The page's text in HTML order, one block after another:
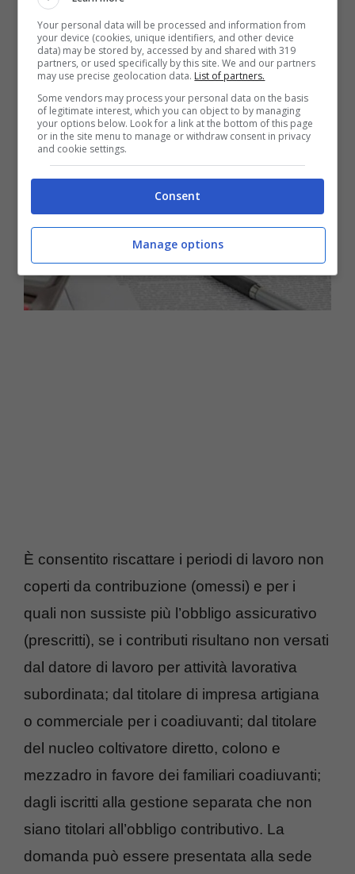
Leggi anche:Furto al supermercato,
pensa bene a cosa stai facendo: ecco
cosa rischi
È consentito riscattare i periodi di lavoro non
coperti da contribuzione (omessi) e per i
quali non sussiste più l’obbligo assicurativo
(prescritti), se i contributi risultano non versati
dal datore di lavoro per attività lavorativa
subordinata; dal titolare di impresa artigiana
o commerciale per i coadiuvanti; dal titolare
del nucleo coltivatore diretto, colono e
mezzadro in favore dei familiari coadiuvanti;
dagli iscritti alla gestione separata che non
siano titolari all’obbligo contributivo. La
domanda può essere presentata alla sede
Your personal data will be processed and information from
your device (cookies, unique identifiers, and other device
data) may be stored by, accessed by and shared with 319
partners, or used specifically by this site. We and our partners
may use precise geolocation data. List of partners.
Some vendors may process your personal data on the basis
of legitimate interest, which you can object to by managing
your options below. Look for a link at the bottom of this page
or in the site menu to manage or withdraw consent in privacy
and cookie settings.
Consent
Manage options